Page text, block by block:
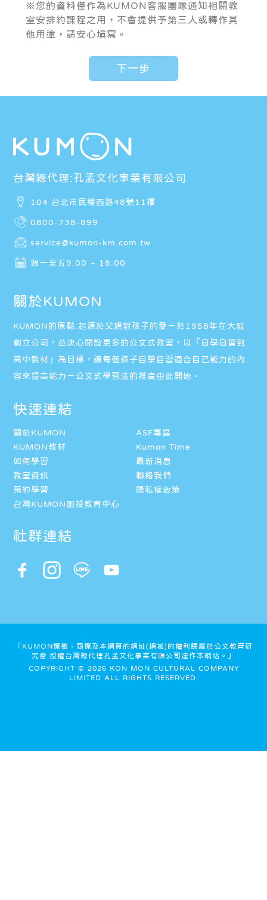
※您的資料僅作為KUMON客服團隊通知相關教
室安排約課程之用，不會提供予第三人或轉作其
他用途，請安心填寫。
台灣總代理:孔孟文化事業有限公司
104 台北市民權西路48號11樓
0800-738-899
service@kumon-km.com.tw
週一至五9:00 ~ 18:00
關於KUMON
KUMON的原點:起源於父親對孩子的愛－於1958年在大阪
創立公司，並決心開設更多的公文式教室，以「自學自習到
高中教材」為目標，讓每個孩子自學自習適合自己能力的內
容來提高能力－公文式學習法的推廣由此開始。
快速連結
關於KUMON
ASF專區
KUMON教材
Kumon Time
如何學習
最新消息
教室資訊
聯絡我們
預約學習
隱私權政策
台灣KUMON函授教育中心
社群連結
「KUMON標徵、商標及本網頁的網址(網域)的權利歸屬於公文教育研
究會;授權台灣總代理孔孟文化事業有限公司運作本網站。」
COPYRIGHT © 2026 KON MON CULTURAL COMPANY
LIMITED ALL RIGHTS RESERVED.